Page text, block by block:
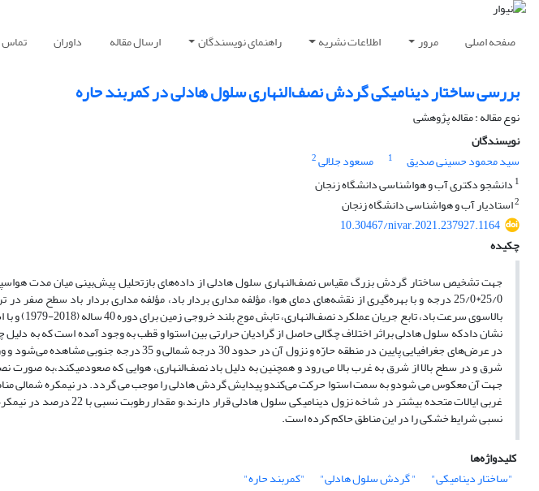
صفحه اصلی مرور اطلاعات نشریه راهنمای نویسندگان ارسال مقاله داوران تماس
بررسی ساختار دینامیکی گردش نصف‌النهاری سلول هادلی در کمربند حاره
نوع مقاله : مقاله پژوهشی
نویسندگان
سید محمود حسینی صدیق
1 مسعود جلالی2
1 دانشجو دکتری آب و هواشناسی دانشگاه زنجان
2استادیار آب و هواشناسی دانشگاه زنجان
10.30467/nivar.2021.237927.1164
چکیده
بالاسوی
نشان دادکه سلول هادلی براثر اختلاف چگالی حاصل از گرادیان حرارتی بین استوا و قطب به وجود آمده است که به
در عرض‌های جغرافیایی پایین در منطقه حارّه و نزول آن در
شرق و در سطح بالا از شرق به غرب بالا می رود و همچنین به دلیل باد نصف‌النهاری، هوایی که صعودمیکند،به
جهت آن معکوس می‌ شودو به سمت استوا حرکت می‌کندو پیدایش گردش هادلی را موجب می گردد. در نیمکره شمالی مناطق
نسبی شرایط خشکی را در این مناطق حاکم کرده است.
کلیدواژه‌ها
"ساختار دینامیکی"
" گردش سلول هادلی" "کمربند حاره"